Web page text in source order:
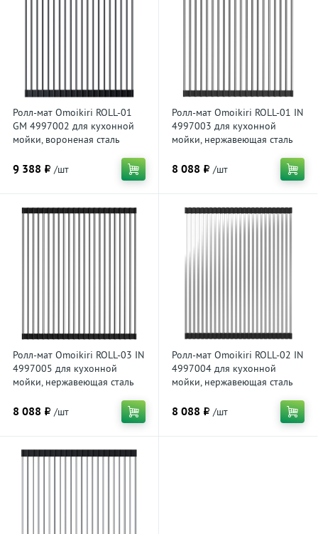
Ролл-мат Omoikiri ROLL-01
GM 4997002 для кухонной
мойки, вороненая сталь
9 388 ₽ /шт
Ролл-мат Omoikiri ROLL-01 IN
4997003 для кухонной
мойки, нержавеющая сталь
8 088 ₽ /шт
Ролл-мат Omoikiri ROLL-03 IN
4997005 для кухонной
мойки, нержавеющая сталь
8 088 ₽ /шт
Ролл-мат Omoikiri ROLL-02 IN
4997004 для кухонной
мойки, нержавеющая сталь
8 088 ₽ /шт